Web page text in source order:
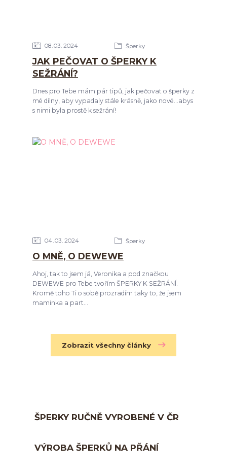
08 03 2024 Šperky
JAK PEČOVAT O ŠPERKY K
SEŽRÁNÍ?
Dnes pro Tebe mám pár tipů, jak pečovat o šperky z
mé dílny, aby vypadaly stále krásně, jako nové...abys
s nimi byla prostě k sežrání!
04 03 2024 Šperky
O MNĚ, O DEWEWE
Ahoj, tak to jsem já, Veronika a pod značkou
DEWEWE pro Tebe tvořím ŠPERKY K SEŽRÁNÍ.
Kromě toho Ti o sobě prozradím taky to, že jsem
maminka a part...
Zobrazit všechny články
ŠPERKY RUČNĚ VYROBENÉ V ČR
VÝROBA ŠPERKŮ NA PŘÁNÍ